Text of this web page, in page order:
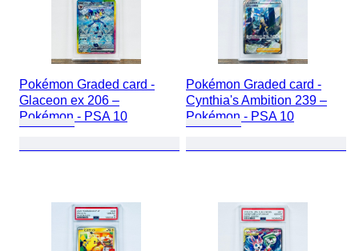
Pokémon Graded card -
Glaceon ex 206 –
Pokémon - PSA 10
Pokémon Graded card -
Cynthia's Ambition 239 –
Pokémon - PSA 10